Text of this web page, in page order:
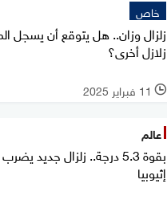
خاص
زلزال وزان.. هل يتوقع أن يسجل
زلازل أخرى؟
l 11 فبراير 2025
عالم
بقوة 5.3 درجة.. زلزال جديد يضرب
إثيوبيا